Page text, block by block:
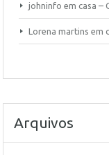
johninfo em casa –
Lorena martins em
Arquivos